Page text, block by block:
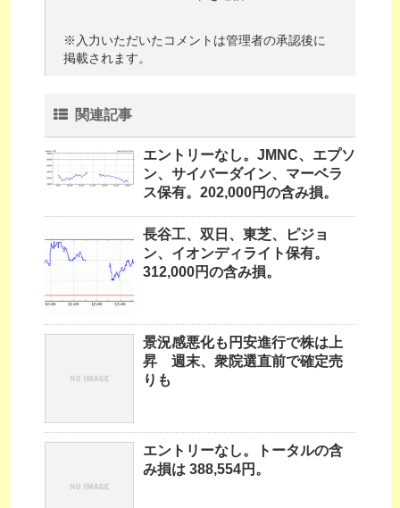
※入力いただいたコメントは管理者の承認後に
掲載されます。
関連記事
エントリーなし。JMNC、エプソ
ン、サイバーダイン、マーベラ
ス保有。202,000円の含み損。
長谷工、双日、東芝、ピジョ
ン、イオンディライト保有。
312,000円の含み損。
景況感悪化も円安進行で株は上
昇 週末、衆院選直前で確定売
りも
エントリーなし。トータルの含
み損は 388,554円。